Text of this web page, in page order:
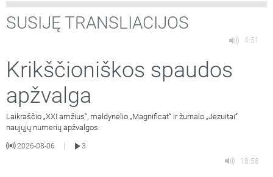
SUSIJĘ TRANSLIACIJOS
4:51
Krikščioniškos spaudos
apžvalga
Laikraščio „XXI amžius“, maldynėlio „Magnificat“ ir žurnalo „Jėzuitai“
naujųjų numerių apžvalgos.
2026-08-06
3
18:58